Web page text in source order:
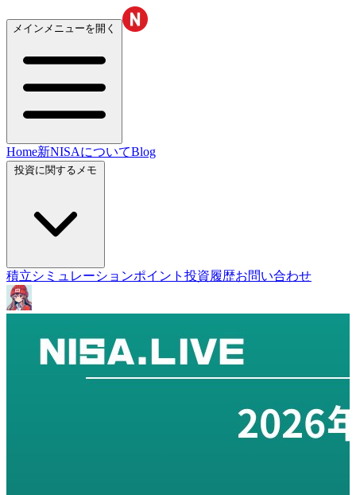
メインメニューを開く
Home新NISAについてBlog
積立シミュレーションポイント投資履歴お問い合わせ